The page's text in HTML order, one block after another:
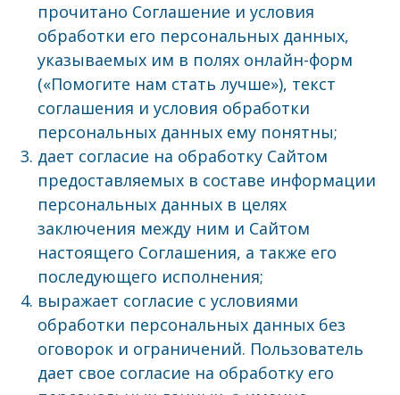
прочитано Соглашение и условия
обработки его персональных данных,
указываемых им в полях онлайн-форм
(«Помогите нам стать лучше»), текст
соглашения и условия обработки
персональных данных ему понятны;
дает согласие на обработку Сайтом
предоставляемых в составе информации
персональных данных в целях
заключения между ним и Сайтом
настоящего Соглашения, а также его
последующего исполнения;
выражает согласие с условиями
обработки персональных данных без
оговорок и ограничений. Пользователь
дает свое согласие на обработку его